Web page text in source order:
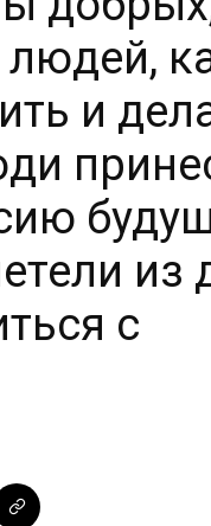
людей,
и
из
с